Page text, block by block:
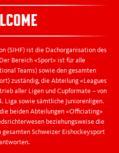
(SIHF) ist die Dachorganisation des
Bereich «Sport» ist für alle
Teams) sowie den gesamten
zuständig, die Abteilung «Leagues
aller Ligen und Cupformate – von
Liga sowie sämtliche Juniorenligen.
beiden Abteilungen «Officiating»
beziehungsweise die
Schweizer Eishockeysport